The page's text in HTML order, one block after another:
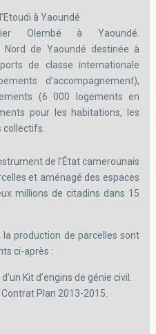
à Yaoundé
Olembé à Yaoundé.
de Yaoundé destinée à
de classe internationale
d’accompagnement),
(6 000 logements en
pour les habitations, les
de l’État camerounais
et aménagé des espaces
millions de citadins dans 15
la production de parcelles sont
ci-après :
Kit d’engins de génie civil.
Plan 2013-2015.